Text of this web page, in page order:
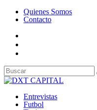
Quienes Somos
Contacto
Entrevistas
Futbol